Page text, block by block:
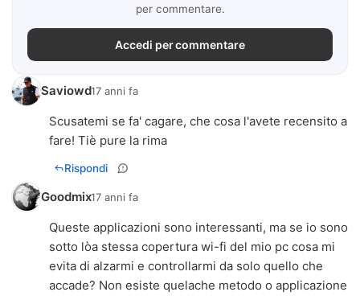
per commentare.
Accedi per commentare
Saviowd17 anni fa
Scusatemi se fa' cagare, che cosa l'avete recensito a
fare! Tiè pure la rima
Rispondi
Goodmix17 anni fa
Queste applicazioni sono interessanti, ma se io sono
sotto lòa stessa copertura wi-fi del mio pc cosa mi
evita di alzarmi e controllarmi da solo quello che
accade? Non esiste quelache metodo o applicazione